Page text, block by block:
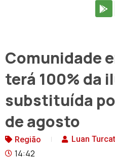
Comunidade
terá 100% da
substituída
de agosto
Região Luan
14:42